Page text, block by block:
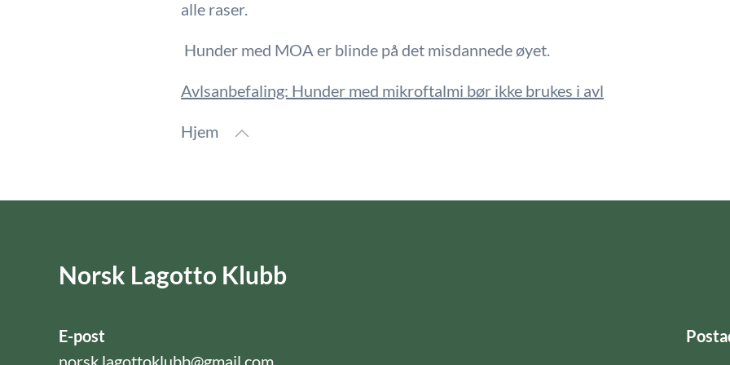
alle raser.
Hunder med MOA er blinde på det misdannede øyet.
Avlsanbefaling: Hunder med mikroftalmi bør ikke brukes i avl
Hjem
Norsk Lagotto Klubb
E-post
norsk.lagottoklubb@gmail.com